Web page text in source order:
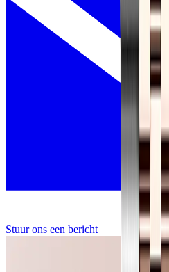
Stuur ons een bericht